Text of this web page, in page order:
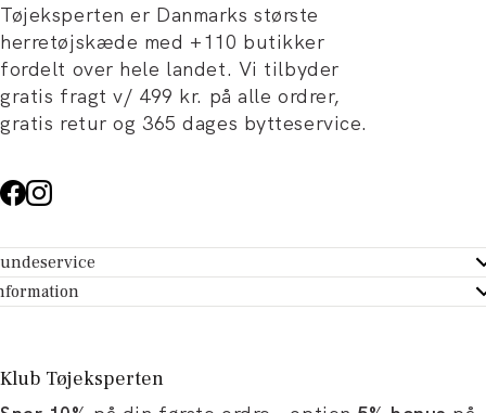
Tøjeksperten er Danmarks største
herretøjskæde med +110 butikker
fordelt over hele landet. Vi tilbyder
gratis fragt v/ 499 kr. på alle ordrer,
gratis retur og 365 dages bytteservice.
- Hjælpecenter
dit køb
Tøjeksperten
og artikler
Klub Tøjeksperten